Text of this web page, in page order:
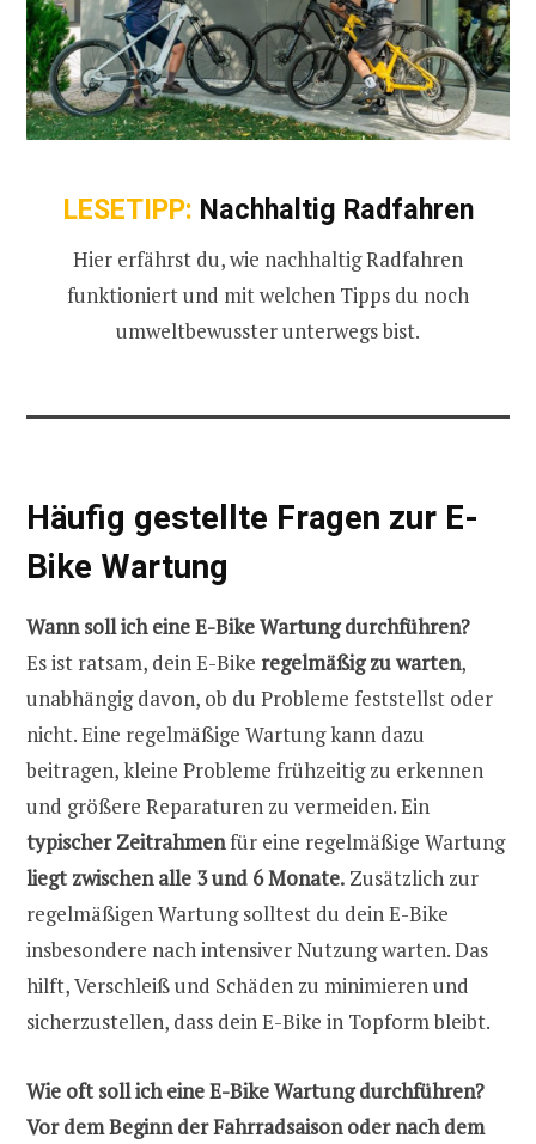
LESETIPP: Nachhaltig Radfahren
Hier erfährst du, wie nachhaltig Radfahren
funktioniert und mit welchen Tipps du noch
umweltbewusster unterwegs bist.
Häufig gestellte Fragen zur E-
Bike Wartung
Wann soll ich eine E-Bike Wartung durchführen?
Es ist ratsam, dein E-Bike regelmäßig zu warten,
unabhängig davon, ob du Probleme feststellst oder
nicht. Eine regelmäßige Wartung kann dazu
beitragen, kleine Probleme frühzeitig zu erkennen
und größere Reparaturen zu vermeiden. Ein
typischer Zeitrahmenfür eine regelmäßige Wartung
liegt zwischen alle 3 und 6 Monate. Zusätzlich zur
regelmäßigen Wartung solltest du dein E-Bike
insbesondere nach intensiver Nutzung warten. Das
hilft, Verschleiß und Schäden zu minimieren und
sicherzustellen, dass dein E-Bike in Topform bleibt.
Wie oft soll ich eine E-Bike Wartung durchführen?
Vor dem Beginn der Fahrradsaison oder nach dem